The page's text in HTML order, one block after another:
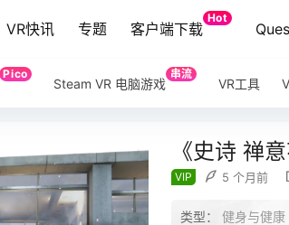
VR快讯 专题 客户端下载
Hot
Pico
Steam VR 电脑游戏
串流
VR工具
《史诗 禅
VIP 5 个月前
类型： 健身与健康